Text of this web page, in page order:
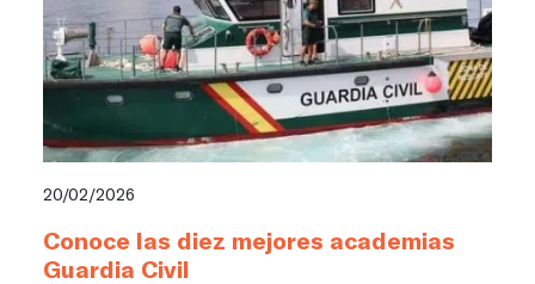
20/02/2026
Conoce las diez mejores academias
Guardia Civil